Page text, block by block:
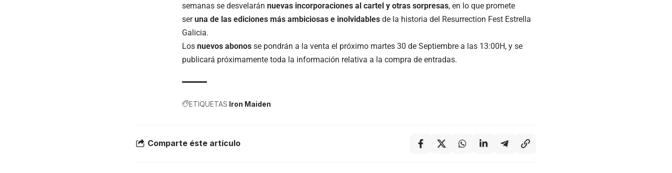
semanas se desvelarán nuevas incorporaciones al cartel y otras sorpresas, en lo que promete
seruna de las ediciones más ambiciosas e inolvidables de la historia del Resurrection Fest Estrella
Galicia.
Los nuevos abonos se pondrán a la venta el próximo martes 30 de Septiembre a las 13:00H, y se
publicará próximamente toda la información relativa a la compra de entradas.
ETIQUETAS Iron Maiden
Comparte éste artículo